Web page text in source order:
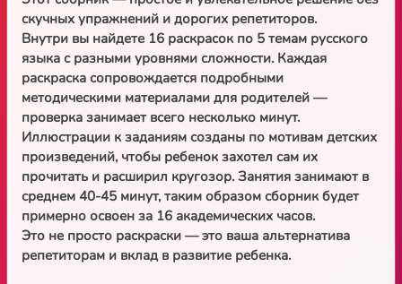
скучных упражнений и дорогих репетиторов.
Внутри вы найдете 16 раскрасок по 5 темам русского
языка с разными уровнями сложности. Каждая
раскраска сопровождается подробными
методическими материалами для родителей —
проверка занимает всего несколько минут.
Иллюстрации к заданиям созданы по мотивам детских
произведений, чтобы ребенок захотел сам их
прочитать и расширил кругозор. Занятия занимают в
среднем 40-45 минут, таким образом сборник будет
примерно освоен за 16 академических часов.
Это не просто раскраски — это ваша альтернатива
репетиторам и вклад в развитие ребенка.